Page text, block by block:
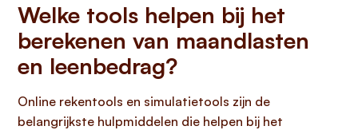
Welke tools helpen bij het
berekenen van maandlasten
en leenbedrag?
Online rekentools en simulatietools zijn de
belangrijkste hulpmiddelen die helpen bij het